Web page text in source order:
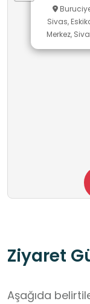
Sivas,
Merkez,
Ziyaret
Aşağıda